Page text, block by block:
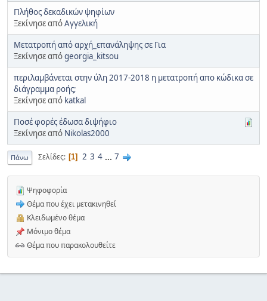
Πλήθος δεκαδικών ψηφίων
Ξεκίνησε απόΑγγελική
Μετατροπή από αρχή_επανάληψης σε Για
Ξεκίνησε απόgeorgia_kitsou
περιλαμβάνεται στην ύλη 2017-2018 η μετατροπή απο κώδικα σε
διάγραμμα ροής;
Ξεκίνησε από katkal
Ποσέ φορές έδωσα διψήφιο
Ξεκίνησε από Nikolas2000
Πάνω Σελίδες 1 2 3 4 ... 7
Ψηφοφορία
Θέμα που έχει μετακινηθεί
Κλειδωμένο θέμα
Μόνιμο θέμα
Θέμα που παρακολουθείτε